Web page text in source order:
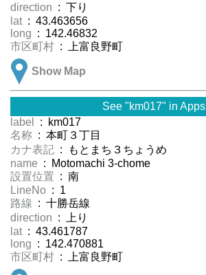
direction : 下り
lat : 43.463656
long : 142.46832
市区町村 : 上富良野町
Show Map
See "km017" in Apps
label
: km017
名称 : 本町３丁目
カナ表記 : もとまち３ちょうめ
name : Motomachi 3-chome
設置位置 : 南
LineNo : 1
路線 : 十勝岳線
direction : 上り
lat : 43.461787
long : 142.470881
市区町村 : 上富良野町